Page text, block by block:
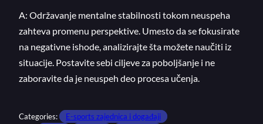
A: Održavanje mentalne stabilnosti tokom neuspeha
zahteva promenu perspektive. Umesto da se fokusirate
na negativne ishode, analizirajte šta možete naučiti iz
situacije. Postavite sebi ciljeve za poboljšanje i ne
zaboravite da je neuspeh deo procesa učenja.
Categories:
E-sports zajednica i događaji